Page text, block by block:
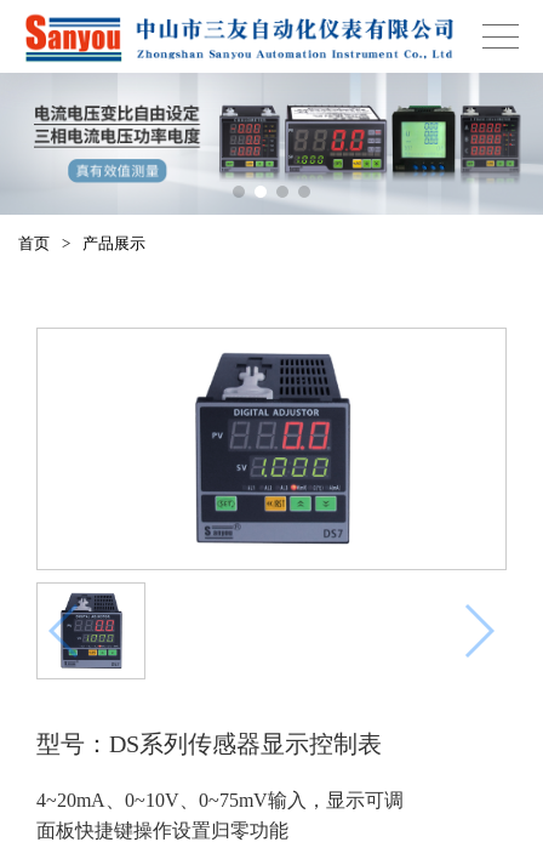
首页 > 产品展示
型号：DS系列传感器显示控制表
4~20mA、0~10V、0~75mV输入，显示可调
面板快捷键操作设置归零功能